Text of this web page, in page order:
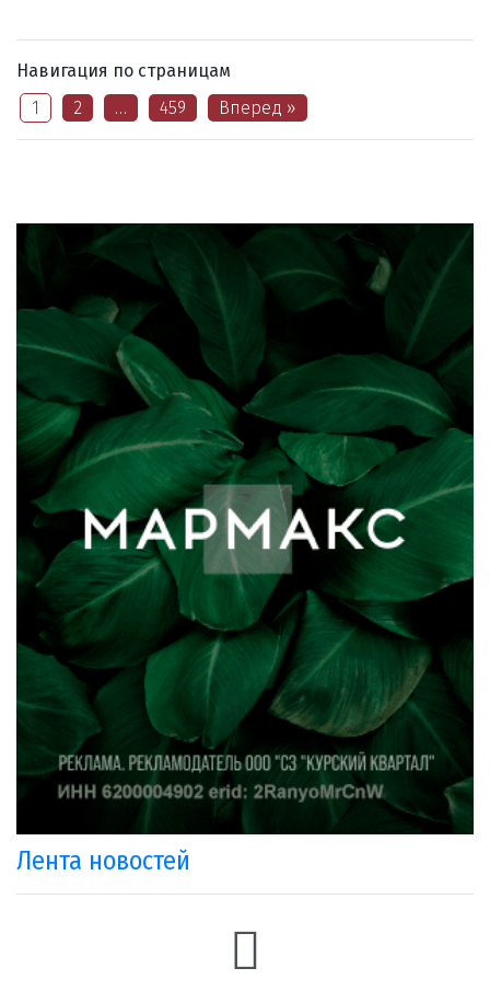
Навигация по страницам
1
2 … 459 Вперед »
Лента новостей